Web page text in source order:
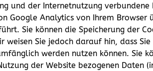
und der Internetnutzung
Google Analytics von Ihrem
Sie können die Speicherung der
weisen Sie jedoch darauf hin, dass
werden nutzen können. Sie
der Website bezogenen Daten